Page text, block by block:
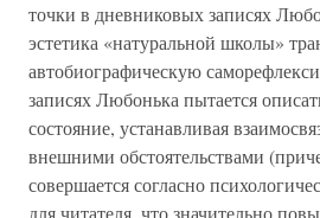
точки в дневниковых записях
эстетика «натуральной школы»
автобиографическую
записях Любонька пытается
состояние, устанавливая
внешними обстоятельствами
совершается согласно
для читателя, что значительно